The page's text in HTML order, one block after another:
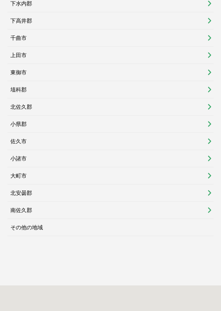
下水内郡
下高井郡
千曲市
上田市
東御市
埴科郡
北佐久郡
小県郡
佐久市
小諸市
大町市
北安曇郡
南佐久郡
その他の地域